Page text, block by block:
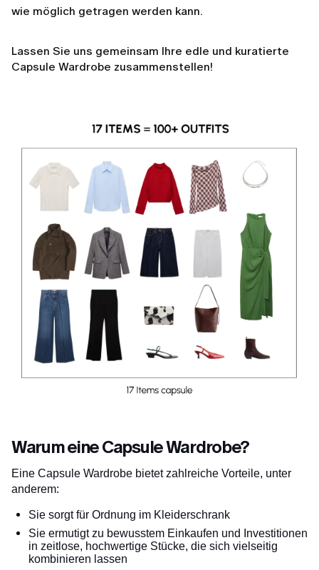
wie möglich getragen werden kann.
Lassen Sie uns gemeinsam Ihre edle und kuratierte
Capsule Wardrobe zusammenstellen!
Warum eine Capsule Wardrobe?
Eine Capsule Wardrobe bietet zahlreiche Vorteile, unter
anderem:
Sie sorgt für Ordnung im Kleiderschrank
Sie ermutigt zu bewusstem Einkaufen und Investitionen
in zeitlose, hochwertige Stücke, die sich vielseitig
kombinieren lassen